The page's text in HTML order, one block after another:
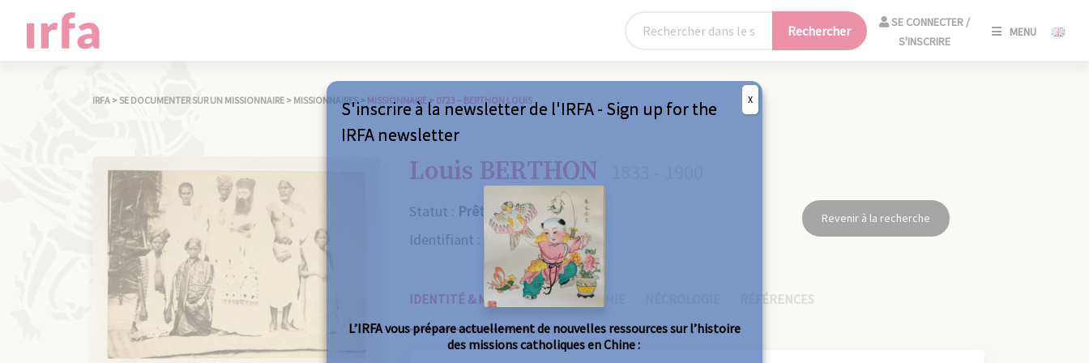
Rechercher
SE CONNECTER /
S'INSCRIRE
MENU
IRFA >SE DOCUMENTER SUR UN MISSIONNAIRE > MISSIONNAIRES > MISSIONNAIRE> 0723 – BERTHON LOUIS
Louis BERTHON
Statut : Prêtre
Identifiant : 0723
Revenir à la recherche
IDENTITÉ & MISSIONS BIOGRAPHIE RÉFÉRENCES
S'inscrire à la newsletter de l'IRFA - Sign up for the
IRFA newsletter
L’IRFA vous prépare actuellement de nouvelles ressources sur l’histoire
des missions catholiques en Chine :
X